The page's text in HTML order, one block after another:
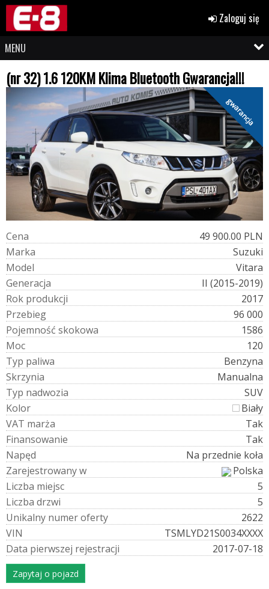
Zaloguj się
MENU
(nr 32) 1.6 120KM Klima Bluetooth Gwarancja!!!
gwarancja
Cena
49 900.00 PLN
Marka
Suzuki
Model
Vitara
Generacja
II (2015-2019)
Rok produkcji
2017
Przebieg
96 000
Pojemność skokowa
1586
Moc
120
Typ paliwa
Benzyna
Skrzynia
Manualna
Typ nadwozia
SUV
Kolor
Biały
VAT marża
Tak
Finansowanie
Tak
Napęd
Na przednie koła
Zarejestrowanyw
Polska
Liczba miejsc
5
Liczba drzwi
5
Unikalny numeroferty
2622
VIN
TSMLYD21S0034XXXX
Data pierwszej rejestracji 2017-07-18
Zapytaj o pojazd